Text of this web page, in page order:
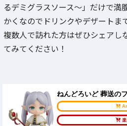
るデミグラスソース～」だけで満
かくなのでドリンクやデザートま
複数人で訪れた方はぜひシェアし
てみてください！
ねんどろいど 葬送の